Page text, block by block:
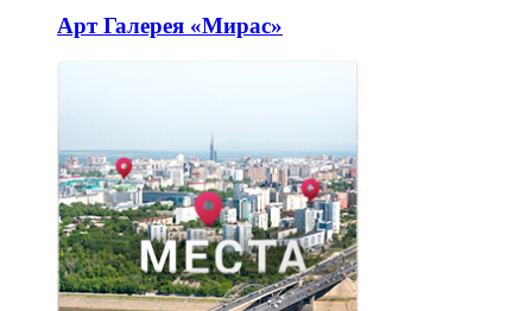
Арт Галерея «Мирас»